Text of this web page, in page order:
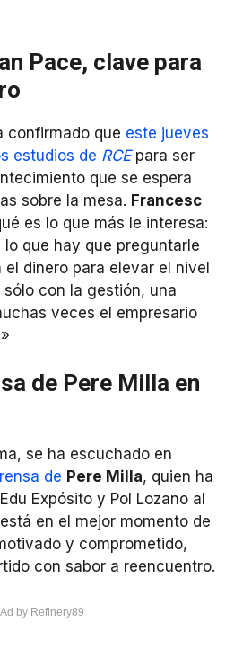
Pace, clave para
confirmado que este jueves
estudios de RCEpara ser
que se espera
sobre la mesa. Francesc
es lo que más le interesa:
lo que hay que preguntarle
el dinero para elevar el nivel
con la gestión, una
veces el empresario
de Pere Milla en
se ha escuchado en
de Pere Milla, quien ha
Expósito y Pol Lozano al
en el mejor momento de
y comprometido,
con sabor a reencuentro.
by Refinery89